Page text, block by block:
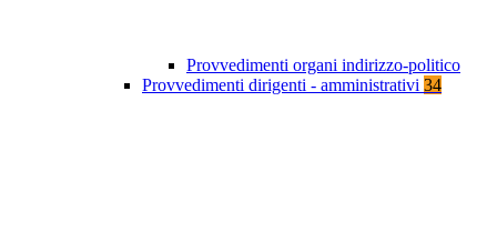
Provvedimenti organi indirizzo-politico
Provvedimenti dirigenti - amministrativi 34